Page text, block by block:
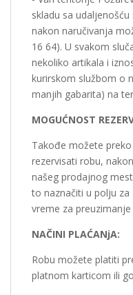
skladu sa
nakon naručivanja
16 64). U svakom
nekoliko artikala i
kurirskom službom o
manjih gabarita) na
MOGUĆNOST
Takođe možete
rezervisati robu,
našeg prodajnog
to naznačiti u polju
vreme za
NAČINI PLAĆANjA:
Robu možete platiti
platnom karticom ili